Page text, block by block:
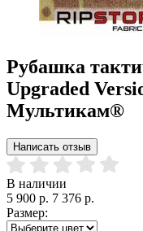
Рубашка
Upgraded
Мультикам®
Написать отзыв
В наличии
5 900 р. 7 376 р.
Размер: